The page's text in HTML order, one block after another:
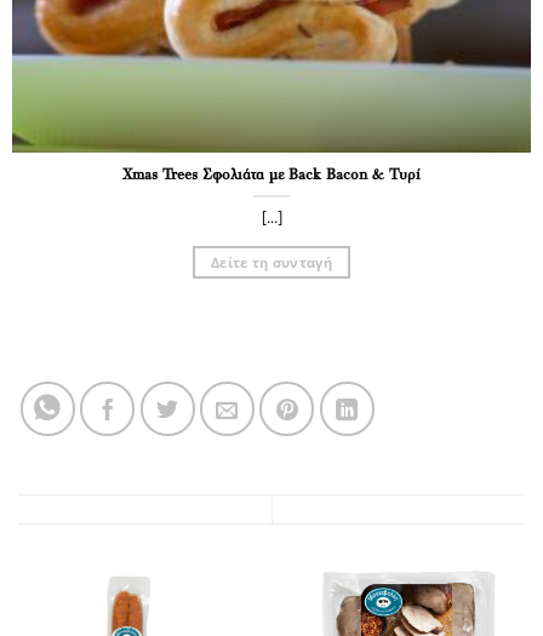
Xmas Trees Σφολιάτα με Back Bacon & Τυρί
[...]
Δείτε τη συνταγή